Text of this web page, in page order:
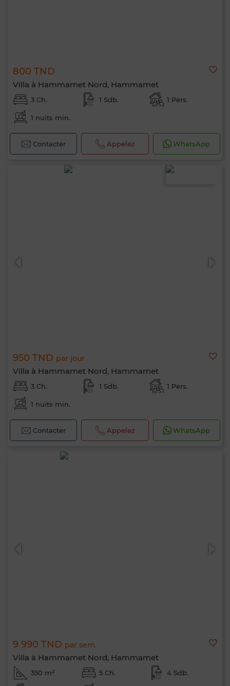
800 TND
Villa à Hammamet Nord, Hammamet
3 Ch. 1 Sdb. 1 Pers.
1 nuits min.
Contacter Appelez WhatsApp
950 TND par jour
Villa à Hammamet Nord, Hammamet
3 Ch. 1 Sdb. 1 Pers.
1 nuits min.
Contacter Appelez WhatsApp
9 990 TND par sem.
Villa à Hammamet Nord, Hammamet
350 m² 5 Ch. 4 Sdb.